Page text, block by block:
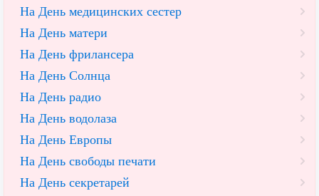
На День медицинских сестер
На День матери
На День фрилансера
На День Солнца
На День радио
На День водолаза
На День Европы
На День свободы печати
На День секретарей